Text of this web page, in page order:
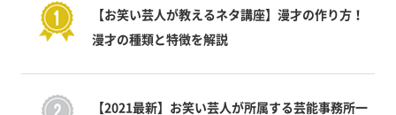
【お笑い芸人が教えるネタ講座】漫才の作り方！
漫才の種類と特徴を解説
【2021最新】お笑い芸人が所属する芸能事務所一